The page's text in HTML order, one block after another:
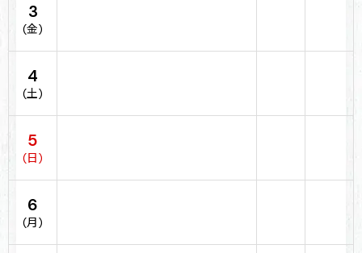
3
(金)
4
(土)
5
(日)
6
(月)